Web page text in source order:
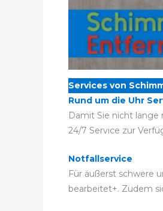
Services von
Rund um die Uhr
Damit Sie nicht lange
24/7 Service zur
Notfallservice
Für äußerst schwere
bearbeitet+. Zudem